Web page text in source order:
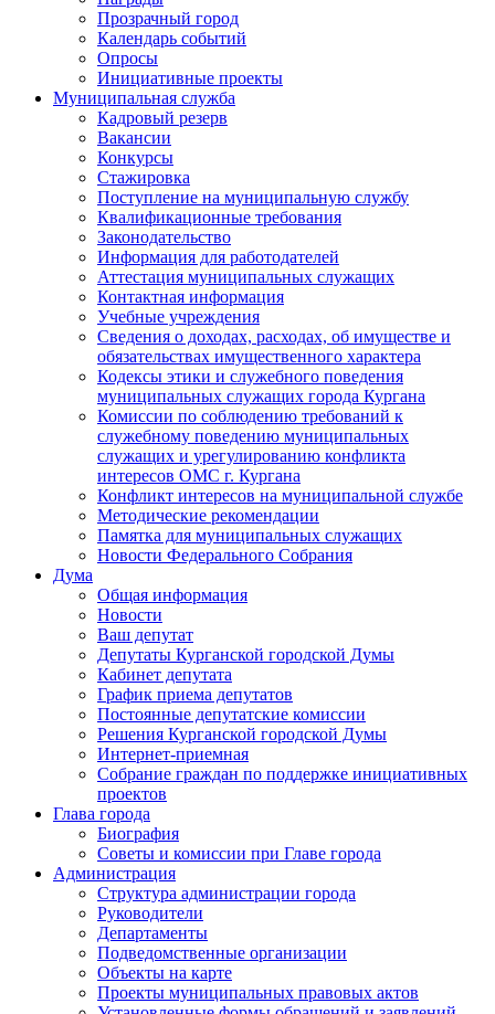
Прозрачный город
Календарь событий
Опросы
Инициативные проекты
Муниципальная служба
Кадровый резерв
Вакансии
Конкурсы
Стажировка
Поступление на муниципальную службу
Квалификационные требования
Законодательство
Информация для работодателей
Аттестация муниципальных служащих
Контактная информация
Учебные учреждения
Сведения о доходах, расходах, об имуществе и
обязательствах имущественного характера
Кодексы этики и служебного поведения
муниципальных служащих города Кургана
Комиссии по соблюдению требований к
служебному поведению муниципальных
служащих и урегулированию конфликта
интересов ОМС г. Кургана
Конфликт интересов на муниципальной службе
Методические рекомендации
Памятка для муниципальных служащих
Новости Федерального Cобрания
Дума
Общая информация
Новости
Ваш депутат
Депутаты Курганской городской Думы
Кабинет депутата
График приема депутатов
Постоянные депутатские комиссии
Решения Курганской городской Думы
Интернет-приемная
Собрание граждан по поддержке инициативных
проектов
Глава города
Биография
Советы и комиссии при Главе города
Администрация
Структура администрации города
Руководители
Департаменты
Подведомственные организации
Объекты на карте
Проекты муниципальных правовых актов